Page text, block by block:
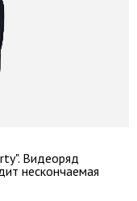
Видеоряд
нескончаемая